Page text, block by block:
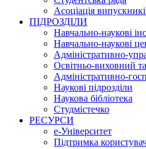
Асоціація
ПІДРОЗДІЛИ
Навчально-наукові
Навчально-наукові
Адміністративно-
Освітньо-виховний
Адміністративно-
Наукові підрозділи
Наукова бібліотека
Студмістечко
РЕСУРСИ
е-Університет
Підтримка